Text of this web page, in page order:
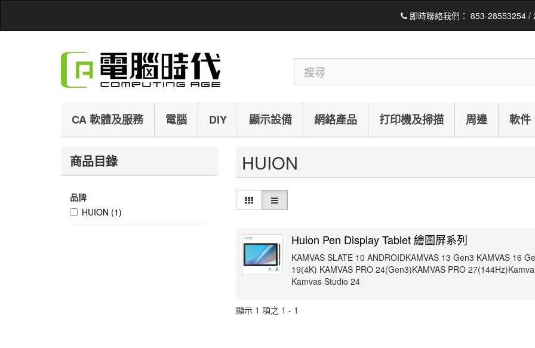
即時聯絡我們： 853-28553254 /
CA 軟體及服務 電腦 DIY 顯示設備 網絡產品 打印機及掃描 周邊 軟件
商品目錄
品牌
HUION (1)
HUION
Huion Pen Display Tablet 繪圖屏系列
KAMVAS SLATE 10 ANDROIDKAMVAS 13 Gen3 KAMVAS 16
19(4K) KAMVAS PRO 24(Gen3)KAMVAS PRO
Kamvas Studio 24
顯示 1 項之 1 - 1